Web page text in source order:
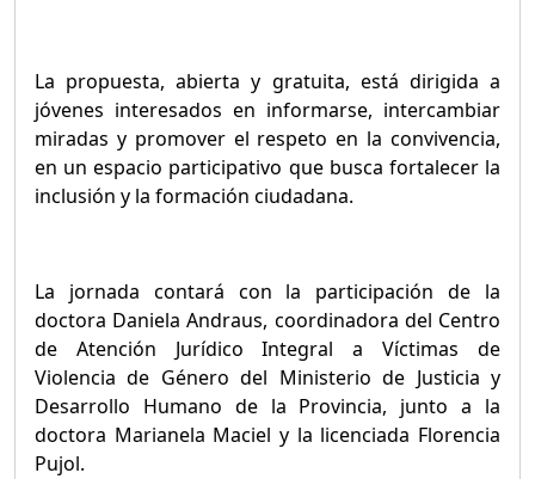
La propuesta, abierta y gratuita, está dirigida a
jóvenes interesados en informarse, intercambiar
miradas y promover el respeto en la convivencia,
en un espacio participativo que busca fortalecer la
inclusión y la formación ciudadana.
La jornada contará con la participación de la
doctora Daniela Andraus, coordinadora del Centro
de Atención Jurídico Integral a Víctimas de
Violencia de Género del Ministerio de Justicia y
Desarrollo Humano de la Provincia, junto a la
doctora Marianela Maciel y la licenciada Florencia
Pujol.